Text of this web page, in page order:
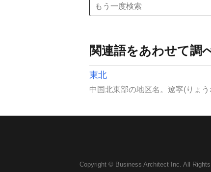
関連語をあわせて調
東北
中国北東部の地区名。遼寧(りょ
Copyright © Business Architect Inc. All